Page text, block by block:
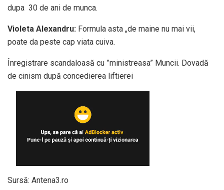
dupa 30 de ani de munca.
Violeta Alexandru: Formula asta „de maine nu mai vii,
poate da peste cap viata cuiva.
Înregistrare scandaloasă cu ”ministreasa” Muncii. Dovadă
de cinism după concedierea liftierei
Sursă: Antena3.ro